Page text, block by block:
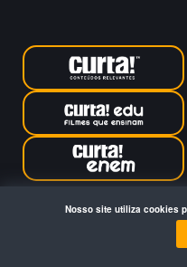
Curta Educação © 2024.
no
Nosso site utiliza cookies